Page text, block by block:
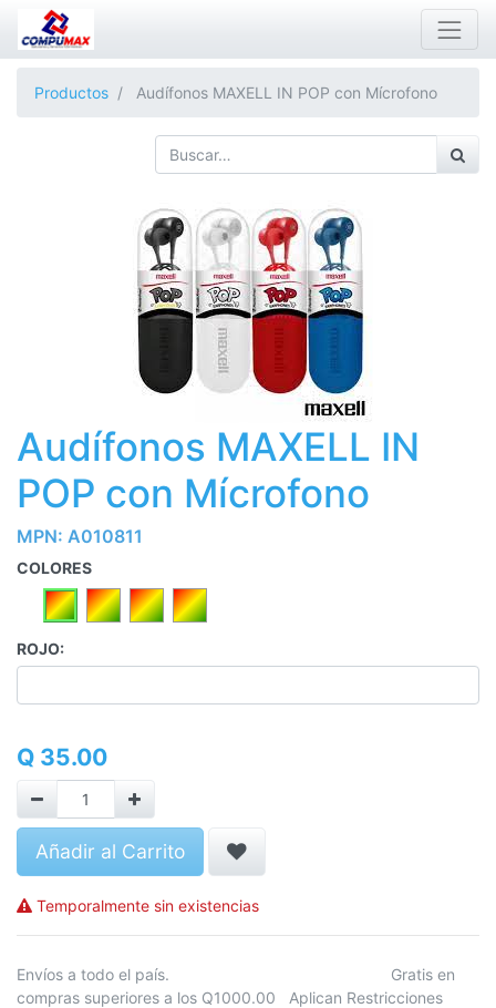
Productos Audífonos MAXELL IN POP con Mícrofono
Audífonos MAXELL IN
POP con Mícrofono
MPN: A010811
COLORES
ROJO:
Q 35.00
Añadir al Carrito
Temporalmente sin existencias
Envíos a todo el país. Gratis en
compras superiores a los Q1000.00 Aplican Restricciones